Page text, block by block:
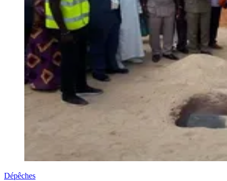
Dépêches